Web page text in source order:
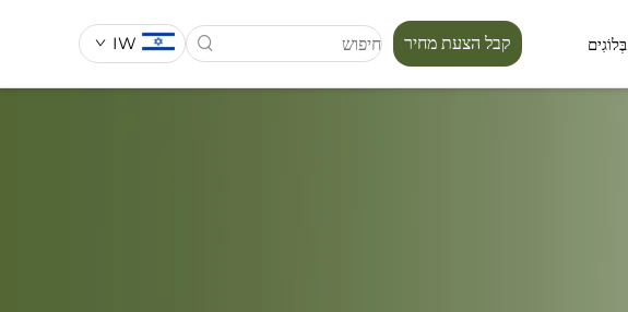
בְּלוֹגִים קבל הצעת מחיר IW